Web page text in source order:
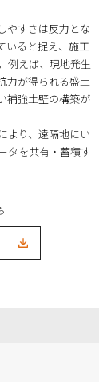
やすさは反力とな
いると捉え、施工
例えば、現地発生
力が得られる盛土
補強土壁の構築が
より、遠隔地にい
タを共有・蓄積す